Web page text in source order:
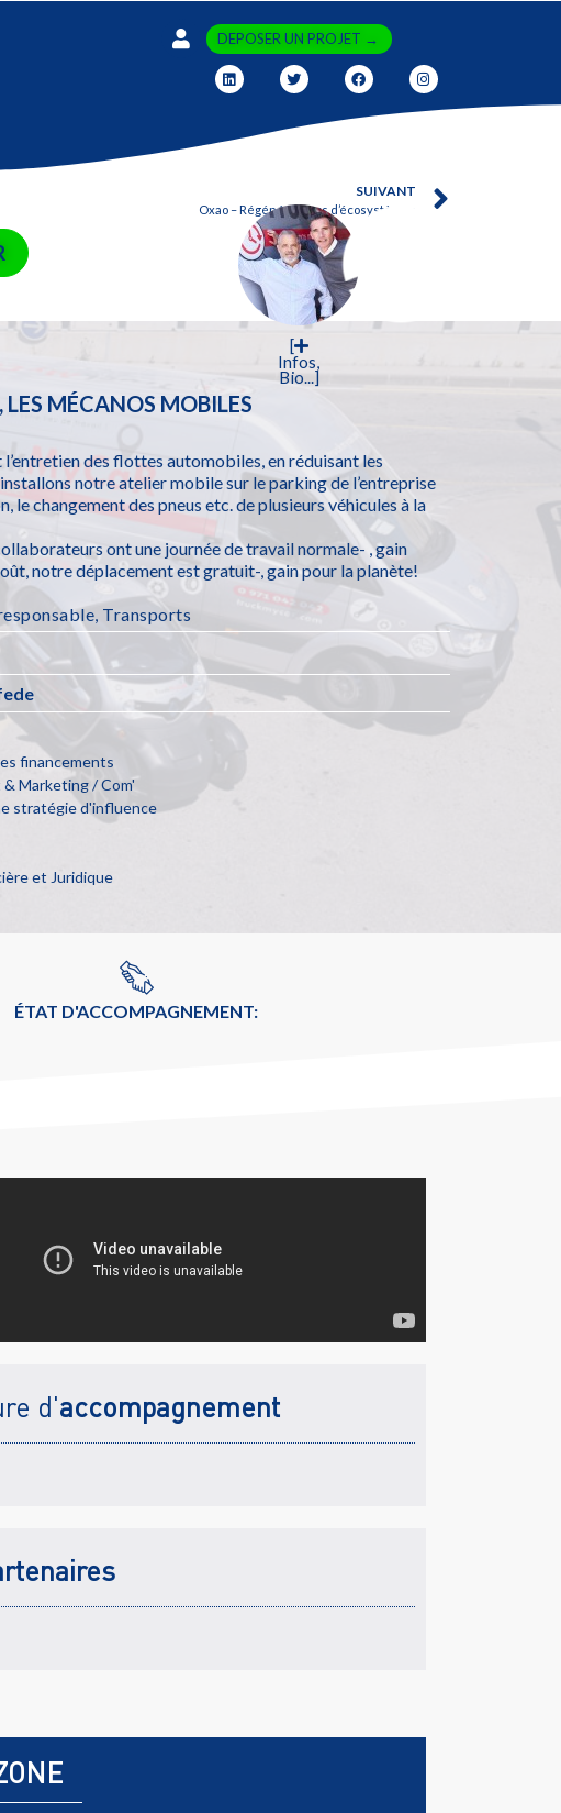
DEPOSER UN PROJET →
SUIVANT
Oxao – Régénérateurs d’écosystèmes
[
Infos,
Bio...]
MÉCANOS MOBILES
des flottes automobiles, en réduisant les
notre atelier mobile sur le parking de l’entreprise
le changement des pneus etc. de plusieurs véhicules à la
ont une journée de travail normale- , gain
notre déplacement est gratuit-, gain pour la planète!
, Transports
financements
Marketing / Com'
stratégie d'influence
et Juridique
ÉTAT D'ACCOMPAGNEMENT:
d'accompagnement